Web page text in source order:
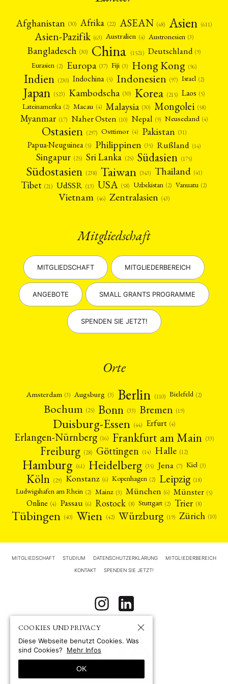
Afghanistan (30) Afrika (22) ASEAN (48) Asien (611)
Asien-Pazifik (63) Australien (4) Austronesien (3)
Bangladesch (30) China (1521) Deutschland (9)
Eurasien (2) Europa (37) Fiji (3) Hong Kong (96)
Indien (230) Indochina (5) Indonesien (97) Israel (2)
Japan (523) Kambodscha (30) Korea (215) Laos (5)
Lateinamerika (2) Macau (4) Malaysia (30) Mongolei (58)
Myanmar (17) Naher Osten (10) Nepal (9) Neuseeland (4)
Ostasien (297) Osttimor (4) Pakistan (31)
Papua-Neuguinea (5) Philippinen (35) Rußland (14)
Singapur (25) Sri Lanka (25) Südasien (175)
Südostasien (238) Taiwan (343) Thailand (41)
Tibet (21) UdSSR (13) USA (58) Uzbekistan (2) Vanuatu (2)
Vietnam (46) Zentralasien (43)
Mitgliedschaft
MITGLIEDSCHAFT MITGLIEDERBEREICH
ANGEBOTE SMALL GRANTS PROGRAMME
SPENDEN SIE JETZT!
Orte
Amsterdam (3) Augsburg (3) Berlin (110) Bielefeld (2)
Bochum (25) Bonn (33) Bremen (19)
Duisburg-Essen (44) Erfurt (4)
Erlangen-Nürnberg (16) Frankfurt am Main (33)
Freiburg (28) Göttingen (14) Halle (12)
Hamburg (61) Heidelberg (35) Jena (7) Kiel (3)
Köln (29) Konstanz (6) Kopenhagen (2) Leipzig (18)
Ludwigshafen am Rhein (2) Mainz (3) München (6) Münster (5)
Online (4) Passau (6) Rostock (8) Stuttgart (2) Trier (8)
Tübingen (40) Wien (42) Würzburg (19) Zürich (10)
MITGLIEDSCHAFT STUDIUM DATENSCHUTZERKLÄRUNG MITGLIEDERBEREICH
KONTAKT SPENDEN SIE JETZT!
COOKIES UND PRIVACY
Diese Webseite benutzt Cookies. Was
sind Cookies?
Mehr Infos
OK